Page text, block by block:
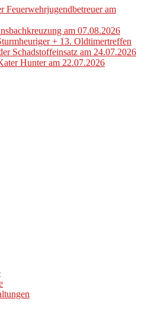
Feuerwehrjugendbetreuer am
am 07.08.2026
+ 13. Oldtimertreffen
Schadstoffeinsatz am 24.07.2026
Hunter am 22.07.2026